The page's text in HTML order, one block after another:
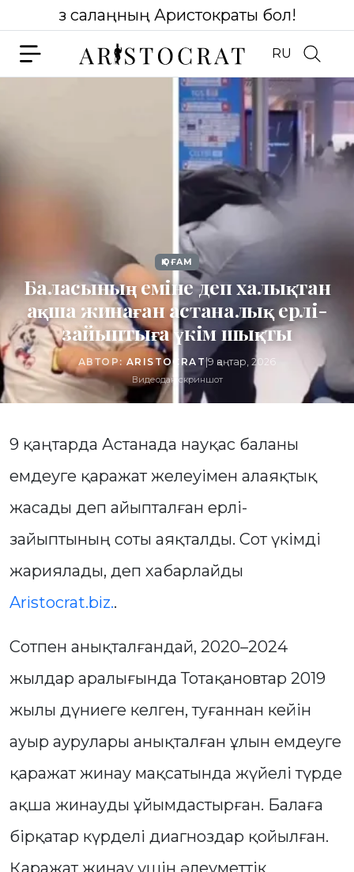
Өз салаңның Аристократы бол!
RU
ҚОҒАМ
Баласының еміне деп халықтан
ақша жинаған астаналық ерлі-
зайыптыға үкім шықты
АВТОР: ARISTOCRAT|9 қаңтар, 2026
Видеодан скриншот
9 қаңтарда Астанада науқас баланы
емдеуге қаражат желеуімен алаяқтық
жасады деп айыпталған ерлі-
зайыптының соты аяқталды. Сот үкімді
жариялады, деп хабарлайды
Aristocrat.biz..
Сотпен анықталғандай, 2020–2024
жылдар аралығында Тотақановтар 2019
жылы дүниеге келген, туғаннан кейін
ауыр аурулары анықталған ұлын емдеуге
қаражат жинау мақсатында жүйелі түрде
ақша жинауды ұйымдастырған. Балаға
бірқатар күрделі диагноздар қойылған.
Қаражат жинау үшін әлеуметтік